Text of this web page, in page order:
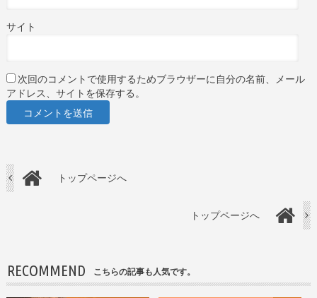
サイト
次回のコメントで使用するためブラウザーに自分の名前、メール
アドレス、サイトを保存する。
トップページへ
トップページへ
RECOMMEND こちらの記事も人気です。